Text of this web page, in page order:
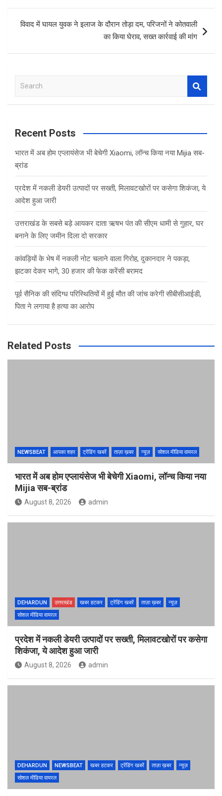
k
p
विवाद में घायल युवक ने इलाज के दौरान तोड़ा दम, परिजनों ने कोतवाली
का किया घेराव, सख्त कार्रवाई की मांग
a
c
Recent Posts
भारत में अब होम एप्लायंसेज भी बेचेगी Xiaomi, लॉन्च किया नया Mijia सब-
ब्रांड
प्रदेश में नकली डेयरी उत्पादों पर सख्ती, मिलावटखोरों पर कसेगा शिकंजा, ये
आदेश हुआ जारी
उत्तराखंड के सबसे बड़े आयकर दाता ऋषभ पंत की सीएम धामी से गुहार, घर
बनाने के लिए जमीन दिला दो सरकार
कांवड़ियों के भेष में नकली नोट चलाने वाला गिरोह, दुकानदार ने पकड़ा,
झटका देकर भागे, 30 हजार की फेक करेंसी बरामद
पूर्व सैनिक की संदिग्ध परिस्थितियों में हुई मौत की जांच करेगी सीबीसीआईडी,
पिता ने लगाया है हत्या का आरोप
Related Posts
NEWSBEAT आपका शहर ट्रेंडिंग खबरें ताज़ा ख़बर न्यूज़ सोशल मीडिया वायरल
भारत में अब होम एप्लायंसेज भी बेचेगी Xiaomi, लॉन्च किया नया
Mijia सब-ब्रांड
August 8, 2026 admin
DEHARDUN उत्तराखंड खबर हटकर ट्रेंडिंग खबरें ताज़ा ख़बर
न्यूज़
सोशल मीडिया वायरल
प्रदेश में नकली डेयरी उत्पादों पर सख्ती, मिलावटखोरों पर कसेगा
शिकंजा, ये आदेश हुआ जारी
August 8, 2026 admin
DEHARDUN NEWSBEAT खबर हटकर ट्रेंडिंग खबरें ताज़ा ख़बर
न्यूज़
सोशल मीडिया वायरल